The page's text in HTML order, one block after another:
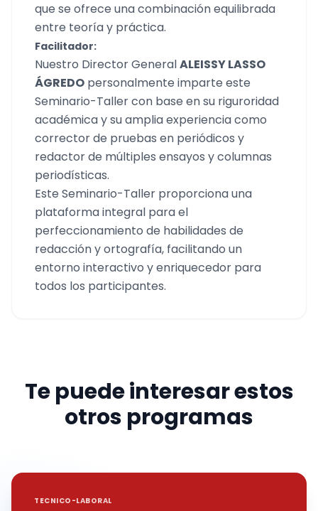
que se ofrece una combinación equilibrada
entre teoría y práctica.
Facilitador:
Nuestro Director GeneralALEISSY LASSO
ÁGREDO personalmente imparte este
Seminario-Taller con base en su riguroridad
académica y su amplia experiencia como
corrector de pruebas en periódicos y
redactor de múltiples ensayos y columnas
periodísticas.
Este Seminario-Taller proporciona una
plataforma integral para el
perfeccionamiento de habilidades de
redacción y ortografía, facilitando un
entorno interactivo y enriquecedor para
todos los participantes.
Te puede interesar estos
otros programas
TECNICO-LABORAL